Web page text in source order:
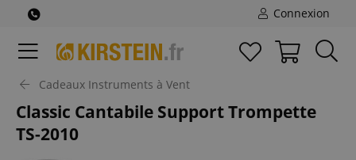
Connexion
Cadeaux Instruments à Vent
Classic Cantabile Support Trompette
TS-2010